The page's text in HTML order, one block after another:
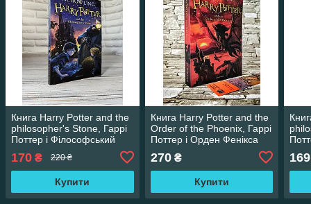
Книга Harry Potter and the
philosopher's Stone, Гаррі
Поттер і Філософський
мовою
170 ₴ 220 ₴
Купити
Книга Harry Potter and the
Order of the Phoenix, Гаррі
Поттер і Орден Фенікса
англійською мовою М'яка
обкл
270₴
Купити
169